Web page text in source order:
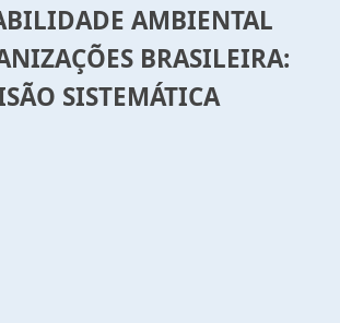
AMBIENTAL
BRASILEIRA:
SISTEMÁTICA